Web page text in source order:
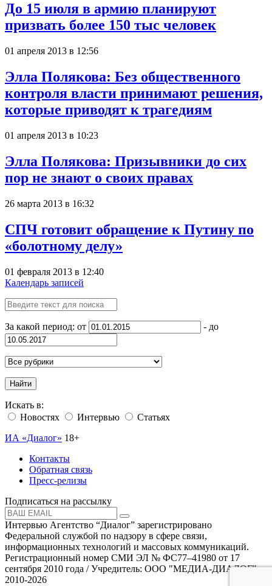
До 15 июля в армию планируют
призвать более 150 тыс человек
01 апреля 2013 в 12:56
Элла Полякова: Без общественного
контроля власти принимают решения,
которые приводят к трагедиям
01 апреля 2013 в 10:23
Элла Полякова: Призывники до сих
пор не знают о своих правах
26 марта 2013 в 16:32
СПЧ готовит обращение к Путину по
«болотному делу»
01 февраля 2013 в 12:40
Календарь записей
За какой период: от - до
Найти
Искать в:
Новостях
Интервью
Статьях
ИА «Диалог» 18+
Контакты
Обратная связь
Пресс-релизы
Подписаться на рассылку
Интервью Агентство “Диалог” зарегистрировано
Федеральной службой по надзору в сфере связи,
информационных технологий и массовых коммуникаций.
Регистрационный номер СМИ ЭЛ № ФС77–41980 от 17
сентября 2010 года / Учредитель: ООО "МЕДИА-ДИАЛОГ"
2010-2026